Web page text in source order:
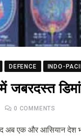
DEFENCE INDO-
0 COMMENTS
अब एक और आसियान देश